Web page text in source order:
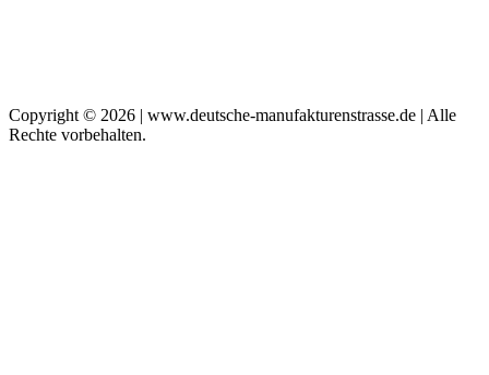
Copyright © 2026 | www.deutsche-manufakturenstrasse.de | Alle
Rechte vorbehalten.